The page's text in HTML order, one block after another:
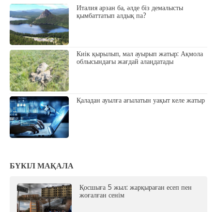
Италия арзан ба, әлде біз демалысты
қымбаттатып алдық па?
Киік қырылып, мал ауырып жатыр: Ақмола
облысындағы жағдай алаңдатады
Қаладан ауылға ағылатын уақыт келе жатыр
БҮКІЛ МАҚАЛА
Қосшыға 5 жыл: жарқыраған есеп пен
жоғалған сенім